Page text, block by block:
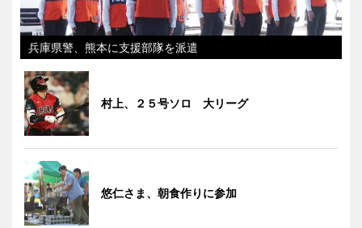
兵庫県警、熊本に支援部隊を派遣
村上、２５号ソロ 大リーグ
悠仁さま、朝食作りに参加